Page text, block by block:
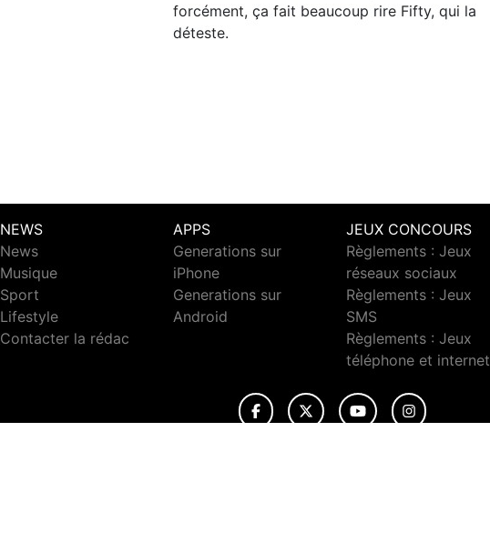
forcément, ça fait beaucoup rire Fifty, qui la
déteste.
NEWS
News
Musique
Sport
Lifestyle
Contacter la rédac
APPS
Generations sur
iPhone
Generations sur
Android
JEUX CONCOURS
Règlements : Jeux
réseaux sociaux
Règlements : Jeux
SMS
Règlements : Jeux
téléphone et internet